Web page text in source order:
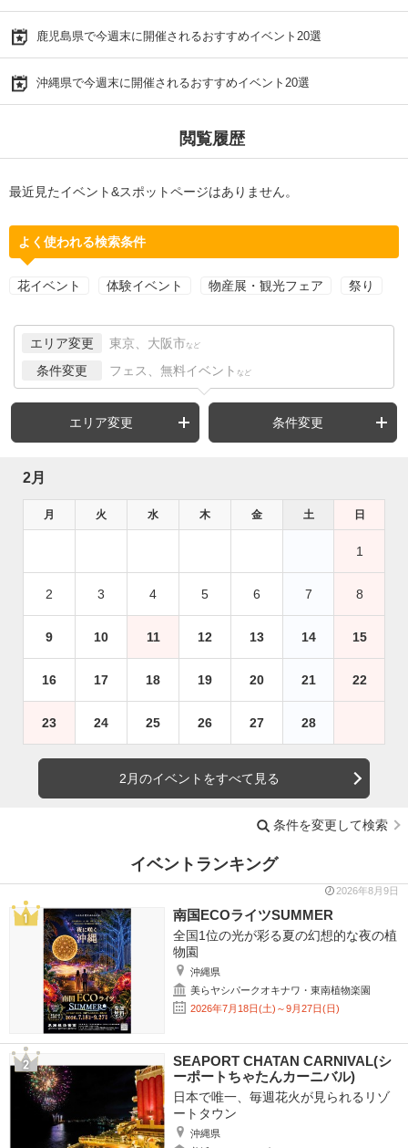
鹿児島県で今週末に開催されるおすすめイベント20選
沖縄県で今週末に開催されるおすすめイベント20選
閲覧履歴
最近見たイベント&スポットページはありません。
よく使われる検索条件
花イベント 体験イベント 物産展・観光フェア 祭り
エリア変更 東京、大阪市 など
条件変更 フェス、無料イベント など
エリア変更 条件変更
2月
月 火 水 木 金 土 日
1
2 3 4 5 6 7 8
9 10 11 12 13 14 15
16 17 18 19 20 21 22
23 24 25 26 27 28
2月のイベントをすべて見る
条件を変更して検索
イベントランキング
2026年8月9日
南国ECOライツSUMMER
全国1位の光が彩る夏の幻想的な夜の植
物園
沖縄県
美らヤシパークオキナワ・東南植物楽園
2026年7月18日(土)～9月27日(日)
SEAPORT CHATAN CARNIVAL(シ
ーポートちゃたんカーニバル)
日本で唯一、毎週花火が見られるリゾ
ートタウン
沖縄県